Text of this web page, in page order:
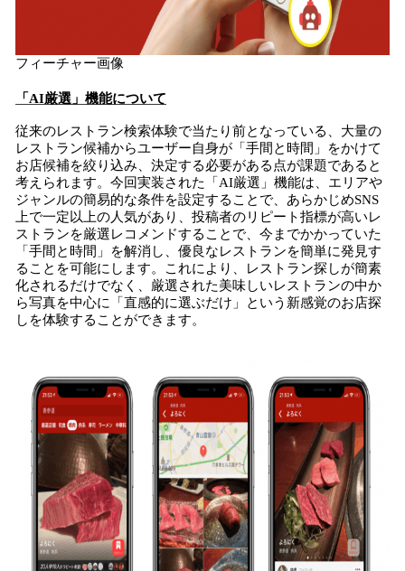
フィーチャー画像
「AI厳選」機能について
従来のレストラン検索体験で当たり前となっている、大量の
レストラン候補からユーザー自身が「手間と時間」をかけて
お店候補を絞り込み、決定する必要がある点が課題であると
考えられます。今回実装された「AI厳選」機能は、エリアや
ジャンルの簡易的な条件を設定することで、あらかじめSNS
上で一定以上の人気があり、投稿者のリピート指標が高いレ
ストランを厳選レコメンドすることで、今までかかっていた
「手間と時間」を解消し、優良なレストランを簡単に発見す
ることを可能にします。これにより、レストラン探しが簡素
化されるだけでなく、厳選された美味しいレストランの中か
ら写真を中心に「直感的に選ぶだけ」という新感覚のお店探
しを体験することができます。